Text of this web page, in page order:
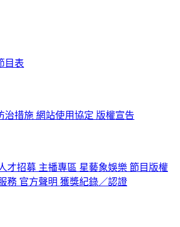
目表
治措施 網站使用協定 版權宣告
才招募 主播專區 星藝象娛樂 節目版權
務 官方聲明 獲獎紀錄／認證